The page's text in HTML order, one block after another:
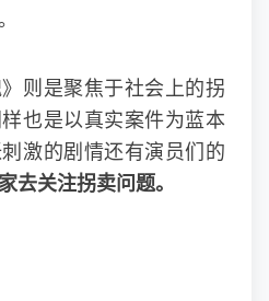
则是聚焦于社会上的拐
也是以真实案件为蓝本
激的剧情还有演员们的
去关注拐卖问题。